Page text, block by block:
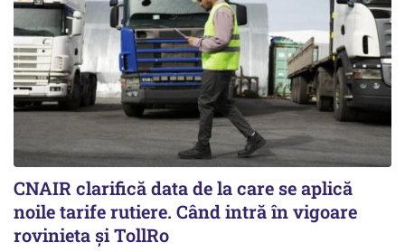
CNAIR clarifică data de la care se aplică
noile tarife rutiere. Când intră în vigoare
rovinieta și TollRo